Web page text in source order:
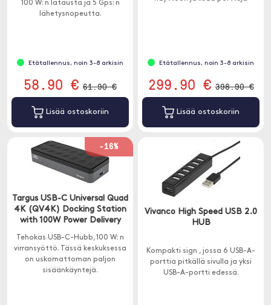
100 W: n latausta ja 5 Gps: n
lähetysnopeutta.
Etätallennus, noin 3-8 arkisin
58.90 € 61.90 €
Lisää ostoskoriin
Etätallennus, noin 3-8 arkisin
299.90 € 398.90 €
Lisää ostoskoriin
-16%
Targus USB-C Universal Quad
4K (QV4K) Docking Station
with 100W Power Delivery
Tehokas USB-C-Hubb, 100 W: n
virransyöttö. Tässä keskuksessa
on uskomattoman paljon
sisäänkäyntejä.
Vivanco High Speed USB 2.0
HUB
Kompakti sign , jossa 6 USB-A-
porttia pitkällä sivulla ja yksi
USB-A-portti edessä.